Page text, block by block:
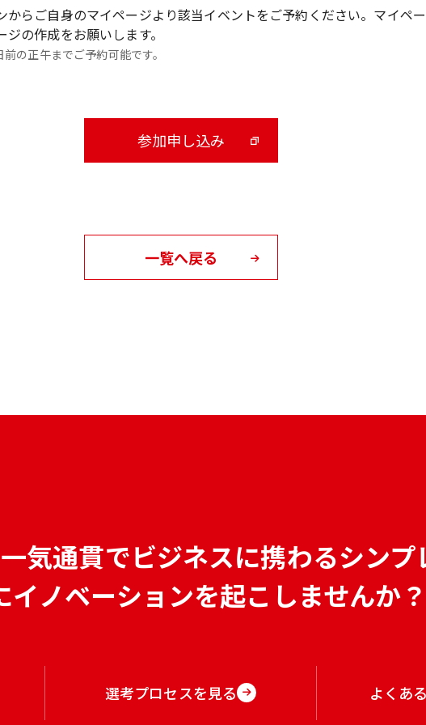
からご自身のマイページより該当イベントをご予約ください。マイペ
の作成をお願いします。
の正午までご予約可能です。
参加申し込み
一覧へ戻る
一気通貫でビジネスに携わるシンプ
イノベーションを起こしませんか？
選考プロセスを見る よくあ